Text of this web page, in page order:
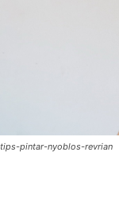
tips-pintar-nyoblos-revrian